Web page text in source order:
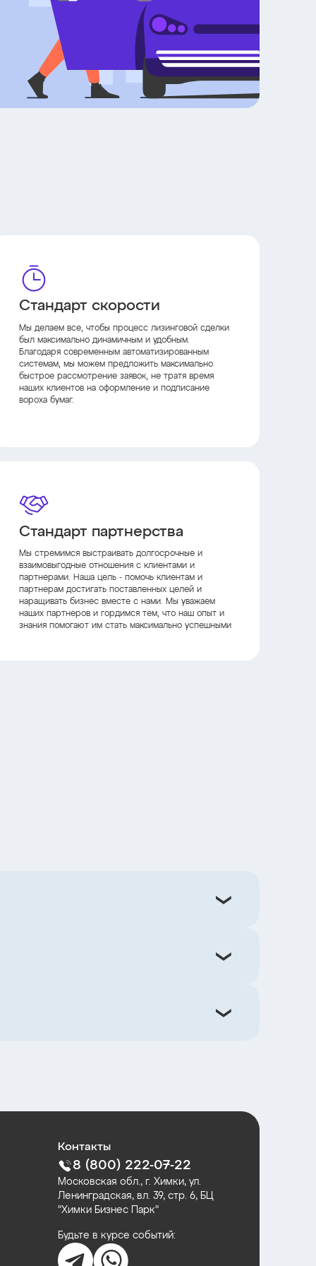
Стандарт скорости
Мы делаем все, чтобы процесс лизинговой сделки
был максимально динамичным и удобным.
Благодаря современным автоматизированным
системам, мы можем предложить максимально
быстрое рассмотрение заявок, не тратя время
наших клиентов на оформление и подписание
вороха бумаг.
Стандарт партнерства
Мы стремимся выстраивать долгосрочные и
взаимовыгодные отношения с клиентами и
партнерами. Наша цель - помочь клиентам и
партнерам достигать поставленных целей и
наращивать бизнес вместе с нами. Мы уважаем
наших партнеров и гордимся тем, что наш опыт и
знания помогают им стать максимально успешными
Контакты
8 (800) 222-07-22
Московская обл., г. Химки, ул.
Ленинградская, вл. 39, стр. 6, БЦ
"Химки Бизнес Парк"
Будьте в курсе событий: